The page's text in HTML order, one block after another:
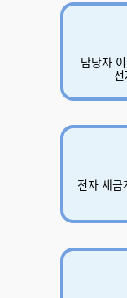
담당자
전자 세